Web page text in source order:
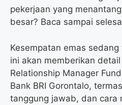
pekerjaan yang
besar? Baca sampai
Kesempatan emas
ini akan memberikan
Relationship Manager
Bank BRI Gorontalo,
tanggung jawab, dan cara